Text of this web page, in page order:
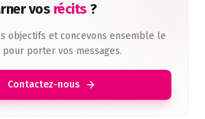
vos récits ?
objectifs et concevons ensemble le
porter vos messages.
Contactez-nous